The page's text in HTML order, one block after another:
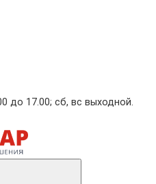
до 17.00; сб, вс выходной.